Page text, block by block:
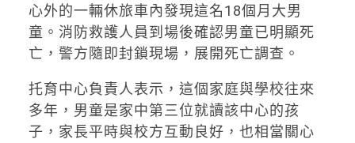
心外的一輛休旅車內發現這名18個月大男
童。消防救護人員到場後確認男童已明顯死
亡，警方隨即封鎖現場，展開死亡調查。
托育中心負責人表示，這個家庭與學校往來
多年，男童是家中第三位就讀該中心的孩
子，家長平時與校方互動良好，也相當關心